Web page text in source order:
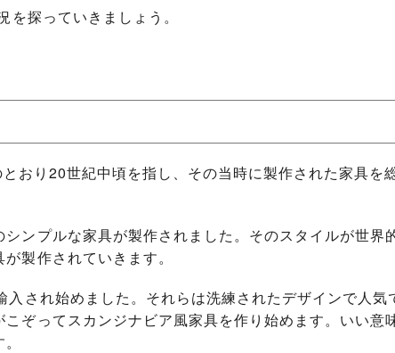
探っていきましょう。
おり20世紀中頃を指し、その当時に製作された家具を
ンプルな家具が製作されました。そのスタイルが世界
製作されていきます。
され始めました。それらは洗練されたデザインで人気
ぞってスカンジナビア風家具を作り始めます。いい意